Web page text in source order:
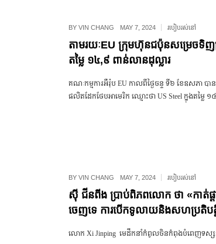
BYVIN CHANG MAY 7, 2024 របៀបរស់នៅ
តាមរយៈEU ក្រុមហ៊ុនជប៉ុនសម្រេច​ទិញ​
តម្លៃ ១៤,៩ ពាន់​លាន​ដុល្លារ​
គណៈកម្មការអឺរ៉ុប EU កាលពីថ្ងៃចន្ទ ទី៦ ខែឧសភា
ផលិតដែកថែបអាមេរិក ឈ្មោះថា US Steel ក្នុងតម្លៃ
BYVIN CHANG MAY 7, 2024 របៀបរស់នៅ
ស៊ី ជីនពីង ប្រាប់ពិភពលោក ថា «កាត់ផ្តា
ចេញទេ ការបើកទូលាយនិងសហប្រតិបត្
លោក Xi Jinping មេដឹកនាំកំពូលចិនកំពុងបំពេញទស្សនកិ